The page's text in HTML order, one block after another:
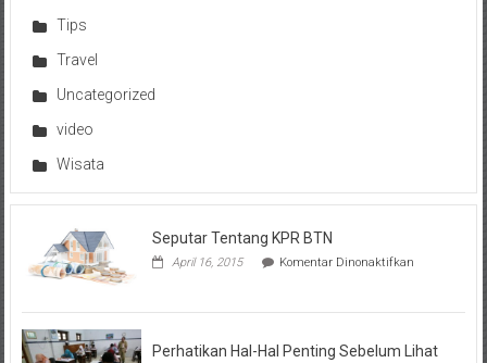
Tips
Travel
Uncategorized
video
Wisata
Seputar Tentang KPR BTN
April 16, 2015 Komentar Dinonaktifkanpada
KPR
Perhatikan Hal-Hal Penting Sebelum Lihat